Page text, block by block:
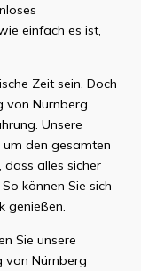
einfach es ist,
Zeit sein. Doch
von Nürnberg
Unsere
den gesamten
alles sicher
können Sie sich
genießen.
Sie unsere
von Nürnberg